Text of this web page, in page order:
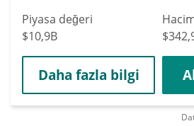
Piyasa değeri
$10,9B
Daha fazla bilgi